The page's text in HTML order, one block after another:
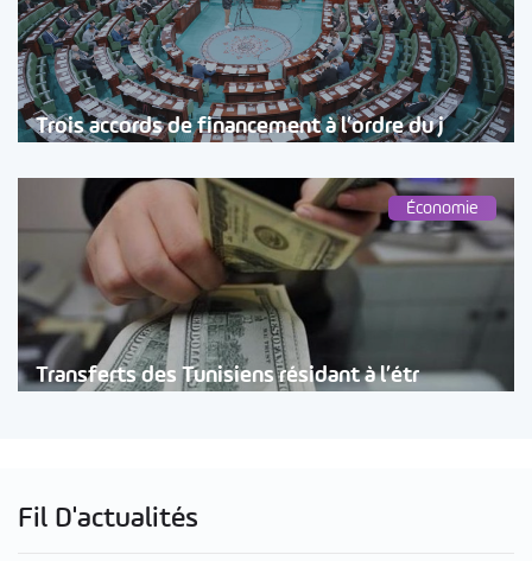
Trois accords de financement à l’ordre du j
Économie
Transferts des Tunisiens résidant à l’étr
Fil D'actualités